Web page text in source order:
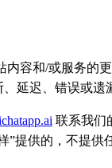
容和/或服务的
延迟、错误或遗
联系我们
提供的，不提